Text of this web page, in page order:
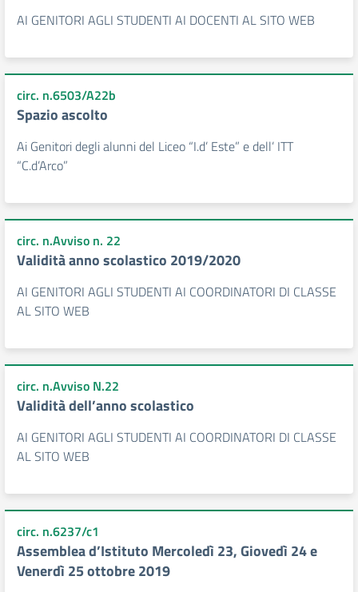
AI GENITORI AGLI STUDENTI AI DOCENTI AL SITO WEB
circ. n.6503/A22b
Spazio ascolto
Ai Genitori degli alunni del Liceo “I.d’ Este” e dell’ ITT
“C.d’Arco”
circ. n.Avviso n. 22
Validità anno scolastico 2019/2020
AI GENITORI AGLI STUDENTI AI COORDINATORI DI CLASSE
AL SITO WEB
circ. n.Avviso N.22
Validità dell’anno scolastico
AI GENITORI AGLI STUDENTI AI COORDINATORI DI CLASSE
AL SITO WEB
circ. n.6237/c1
Assemblea d’Istituto Mercoledì 23, Giovedì 24 e
Venerdì 25 ottobre 2019